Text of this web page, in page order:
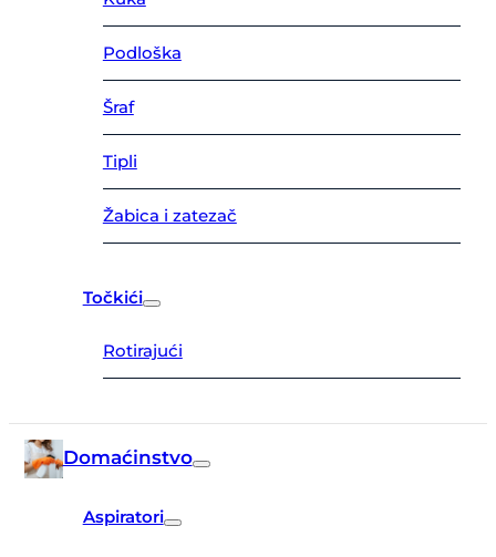
Podloška
Šraf
Tipli
Žabica i zatezač
Točkići
Rotirajući
Domaćinstvo
Aspiratori